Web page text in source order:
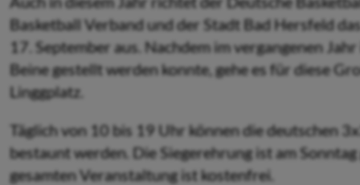
Basketball Verband und der Stadt Bad Hersfeld
17. September aus. Nachdem im vergangenen
Beine gestellt werden konnte, gehe es für diese
Linggplatz.
Täglich von 10 bis 19 Uhr können die deutschen
bestaunt werden. Die Siegerehrung ist am
gesamten Veranstaltung ist kostenfrei.